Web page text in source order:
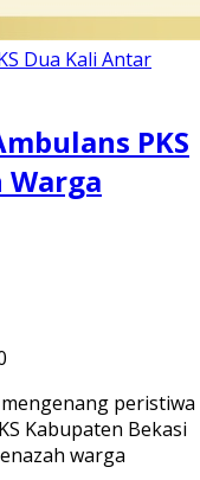
PKS
Warga
peristiwa
Kabupaten Bekasi
warga